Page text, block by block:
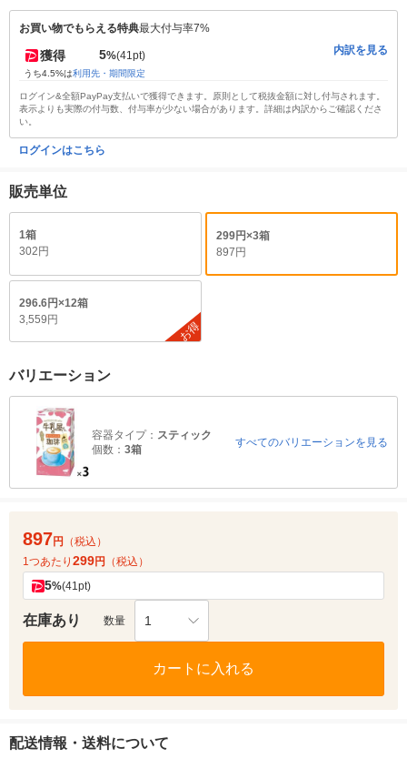
お買い物でもらえる特典最大付与率7%
獲得 5%(41pt)
うち4.5%は利用先・期間限定
内訳を見る
ログイン&全額PayPay支払いで獲得できます。原則として税抜金額に対し付与されます。
表示よりも実際の付与数、付与率が少ない場合があります。詳細は内訳からご確認くださ
い。
ログインはこちら
販売単位
1箱
302円
299円×3箱
897円
296.6円×12箱
3,559円
お得
バリエーション
容器タイプ： スティック
個数： 3箱
すべてのバリエーションを見る
897円
（税込）
1つあたり 299円 （税込）
5%(41pt)
在庫あり 数量 1
カートに入れる
配送情報・送料について